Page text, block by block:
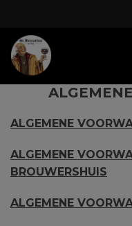
ALGEMENE
ALGEMENE
BROUWERSHUIS
ALGEMENE